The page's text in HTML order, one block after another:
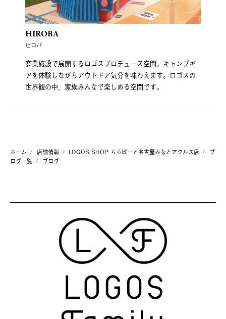
HIROBA
ヒロバ
商業施設で展開するロゴスプロデュース空間。キャンプギ
アを体験しながらアウトドア気分を味わえます。ロゴスの
世界観の中、家族みんなで楽しめる空間です。
ホーム 店舗情報 LOGOS SHOP ららぽーと名古屋みなとアクルス店
ブ
ログ一覧
ブログ